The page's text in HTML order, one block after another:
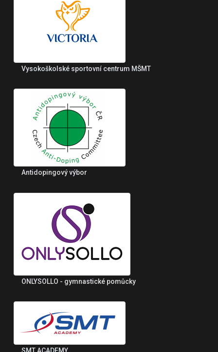
Vysokoškolské sportovní centrum MŠMT
Antidopingový výbor
ONLYSOLLO - gymnastické pomůcky